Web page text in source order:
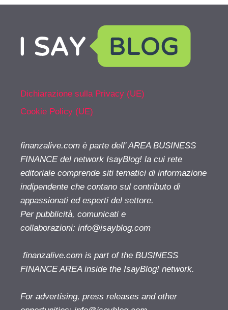
Dichiarazione sulla Privacy (UE)
Cookie Policy (UE)
finanzalive.com è parte dell' AREA BUSINESS
FINANCE del network IsayBlog! la cui rete
editoriale comprende siti tematici di informazione
indipendente che contano sul contributo di
appassionati ed esperti del settore.
Per pubblicità, comunicati e
collaborazioni: info@isayblog.com
finanzalive.com is part of the BUSINESS
FINANCE AREA inside the IsayBlog! network.
For advertising, press releases and other